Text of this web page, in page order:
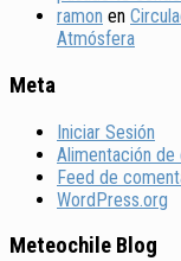
ramon en
Atmósfera
Meta
Iniciar Sesión
Alimentación de
Feed de
WordPress.org
Meteochile Blog